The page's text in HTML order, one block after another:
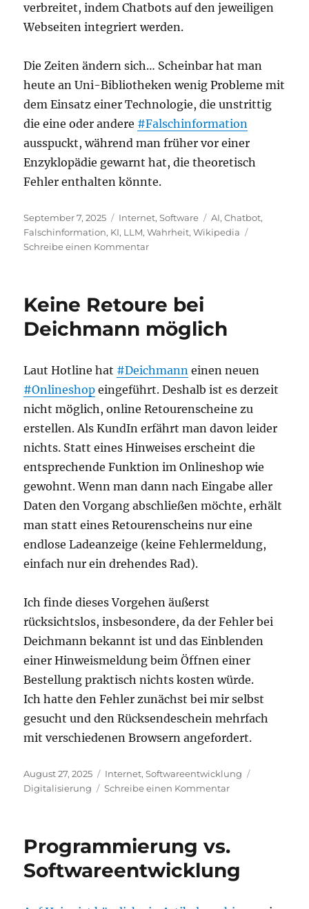
verbreitet, indem Chatbots auf den jeweiligen
Webseiten integriert werden.
Die Zeiten ändern sich… Scheinbar hat man
heute an Uni-Bibliotheken wenig Probleme mit
dem Einsatz einer Technologie, die unstrittig
die eine oder andere #Falschinformation
ausspuckt, während man früher vor einer
Enzyklopädie gewarnt hat, die theoretisch
Fehler enthalten könnte.
Veröffentlicht
am
September 7, 2025 Kategorien
Internet,Software Schlagwörter
AI,Chatbot,
Falschinformation, KI, LLM,Wahrheit,Wikipedia
Schreibe einen Kommentarzu
Wikipedia
Chatbot-
Keine Retoure bei
Deichmann möglich
Laut Hotline hat #Deichmann einen neuen
#Onlineshop eingeführt. Deshalb ist es derzeit
nicht möglich, online Retourenscheine zu
erstellen. Als KundIn erfährt man davon leider
nichts. Statt eines Hinweises erscheint die
entsprechende Funktion im Onlineshop wie
gewohnt. Wenn man dann nach Eingabe aller
Daten den Vorgang abschließen möchte, erhält
man statt eines Retourenscheins nur eine
endlose Ladeanzeige (keine Fehlermeldung,
einfach nur ein drehendes Rad).
Ich finde dieses Vorgehen äußerst
rücksichtslos, insbesondere, da der Fehler bei
Deichmann bekannt ist und das Einblenden
einer Hinweismeldung beim Öffnen einer
Bestellung praktisch nichts kosten würde.
Ich hatte den Fehler zunächst bei mir selbst
gesucht und den Rücksendeschein mehrfach
mit verschiedenen Browsern angefordert.
Veröffentlicht
am
August 27, 2025 Kategorien
Internet,Softwareentwicklung
Digitalisierung
Schreibe einen Kommentarzu
Programmierung vs.
Softwareentwicklung